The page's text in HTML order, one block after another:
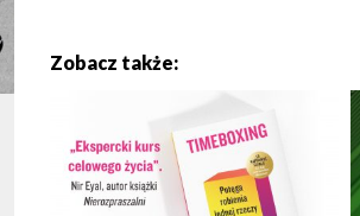
Zobacz także: